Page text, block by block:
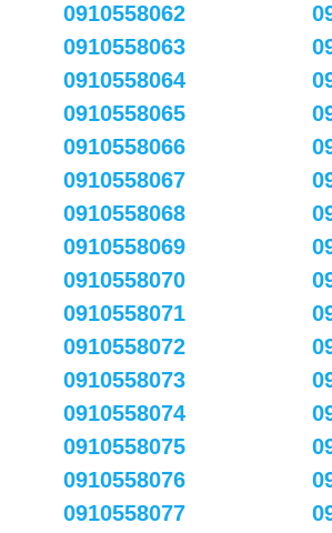
0910558062
0910558063
0910558064
0910558065
0910558066
0910558067
0910558068
0910558069
0910558070
0910558071
0910558072
0910558073
0910558074
0910558075
0910558076
0910558077